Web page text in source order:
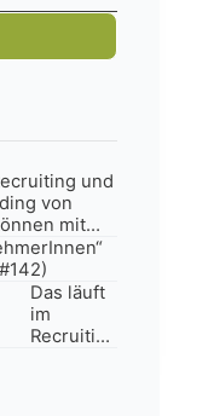
und
von
mit
Das läuft
im
Recruiting